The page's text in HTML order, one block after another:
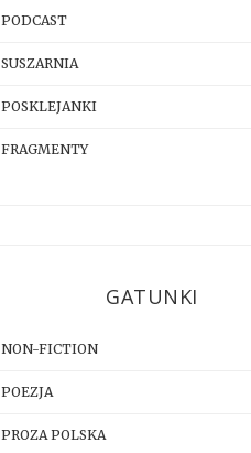
PODCAST
SUSZARNIA
POSKLEJANKI
FRAGMENTY
GATUNKI
NON-FICTION
POEZJA
PROZA POLSKA